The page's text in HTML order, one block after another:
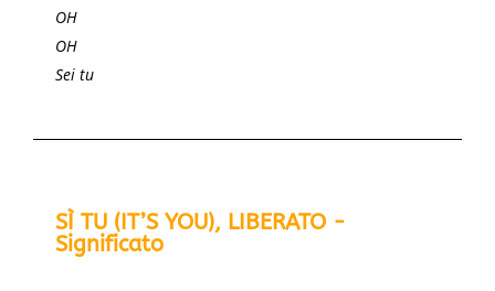
OH
OH
Sei tu
SÌ TU (IT’S YOU), LIBERATO -
Significato